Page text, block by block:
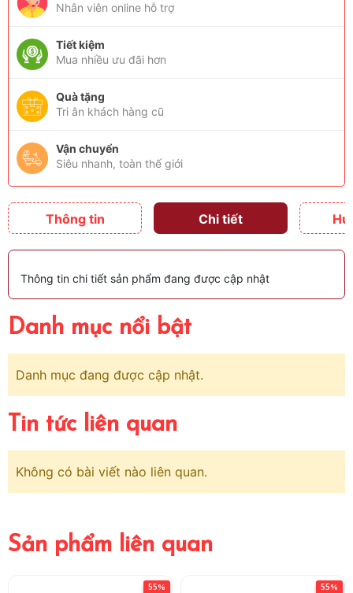
Nhân viên online hỗ trợ
Tiết kiệm
Mua nhiều ưu đãi hơn
Quà tặng
Tri ân khách hàng cũ
Vận chuyển
Siêu nhanh, toàn thế giới
Thông tin Chi tiết
Thông tin chi tiết sản phẩm đang được cập nhật
Danh mục nổi bật
Danh mục đang được cập nhật.
Tin tức liên quan
Không có bài viết nào liên quan.
Sản phẩm liên quan
55% 55%